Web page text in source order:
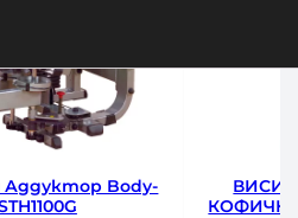
Body-
КОФИЧКИ